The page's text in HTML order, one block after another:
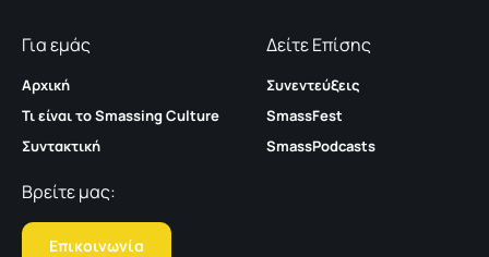
Για εμάς
Αρχική
Τι είναι το Smassing Culture
Συντακτική
Δείτε Επίσης
Συνεντεύξεις
SmassFest
SmassPodcasts
Βρείτε μας:
Επικοινωνία